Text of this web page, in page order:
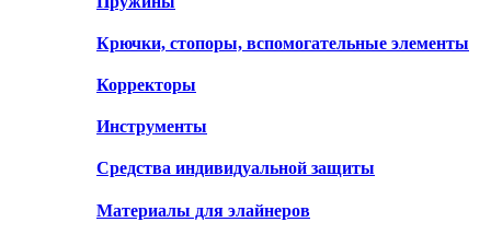
Крючки, стопоры, вспомогательные элементы
Корректоры
Инструменты
Средства индивидуальной защиты
Материалы для элайнеров